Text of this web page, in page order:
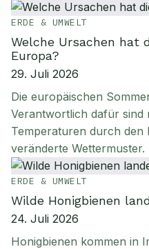
ERDE & UMWELT
Welche Ursachen hat
Europa?
29. Juli 2026
Die europäischen
Verantwortlich dafür sind
Temperaturen durch den
veränderte Wettermuster.
ERDE & UMWELT
Wilde Honigbienen
24. Juli 2026
Honigbienen kommen in